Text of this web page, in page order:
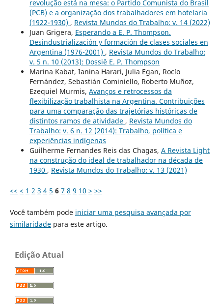
revolução está na mesa: o Partido Comunista do Brasil
(PCB) e a organização dos trabalhadores em hotelaria
(1922-1930) , Revista Mundos do Trabalho: v. 14 (2022)
Juan Grigera, Esperando a E. P. Thompson.
Desindustrialización y formación de clases sociales en
Argentina (1976-2001) , Revista Mundos do Trabalho:
v. 5 n. 10 (2013): Dossiê E. P. Thompson
Marina Kabat, Ianina Harari, Julia Egan, Rocío
Fernández, Sebastián Cominiello, Roberto Muñoz,
Ezequiel Murmis, Avanços e retrocessos da
flexibilização trabalhista na Argentina. Contribuições
para uma comparação das trajetórias históricas de
distintos ramos de atividade , Revista Mundos do
Trabalho: v. 6 n. 12 (2014): Trabalho, política e
experiências indígenas
Guilherme Fernandes Reis das Chagas, A Revista Light
na construção do ideal de trabalhador na década de
1930 , Revista Mundos do Trabalho: v. 13 (2021)
<< < 1 2 3 4 5 6 7 8 9 10 > >>
Você também pode iniciar uma pesquisa avançada por
similaridadepara este artigo.
Edição Atual